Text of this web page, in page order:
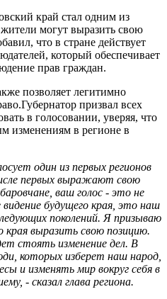
край стал одним из
могут выразить свою
что в стране действует
который обеспечивает
прав граждан.
позволяет легитимно
призвал всех
в голосовании, уверяя, что
изменениям в регионе в
один из первых регионов
первых выражают свою
ваш голос - это не
будущего края, это наш
поколений. Я призываю
края выразить свою позицию.
стоять изменение дел. В
которых изберет наш народ,
и изменять мир вокруг себя в
- сказал глава региона.